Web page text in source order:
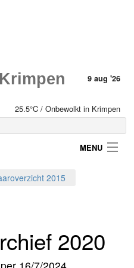
9 aug '26
25.5°C / Onbewolkt in Krimpen
MENU
2015
2020